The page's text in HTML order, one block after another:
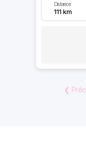
Distance
111 km
❮ Préc